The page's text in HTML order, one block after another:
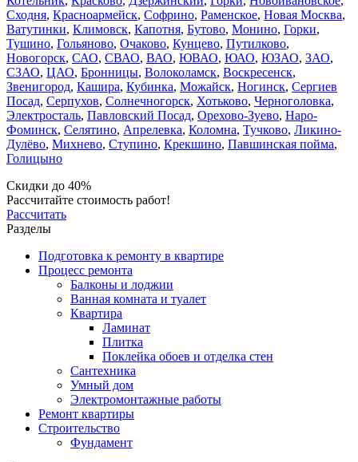
Сходня, Красноармейск, Софрино, Раменское, Новая Москва,
Ватутинки, Климовск, Капотня, Бутово, Монино, Горки,
Тушино, Гольяново, Очаково, Кунцево, Путилково,
Новогорск, САО, СВАО, ВАО, ЮВАО, ЮАО, ЮЗАО, ЗАО,
СЗАО, ЦАО, Бронницы, Волоколамск, Воскресенск,
Звенигород, Кашира, Кубинка, Можайск, Ногинск, Сергиев
Посад, Серпухов, Солнечногорск, Хотьково, Черноголовка,
Электросталь, Павловский Посад, Орехово-Зуево, Наро-
Фоминск, Селятино, Апрелевка, Коломна, Тучково, Ликино-
Дулёво, Михнево, Ступино, Крекшино, Павшинская пойма,
Голицыно
Скидки до 40%
Рассчитайте стоимость работ!
Рассчитать
Разделы
Подготовка к ремонту в квартире
Процесс ремонта
Балконы и лоджии
Ванная комната и туалет
Квартира
Ламинат
Плитка
Поклейка обоев и отделка стен
Сантехника
Умный дом
Электромонтажные работы
Ремонт квартиры
Строительство
Фундамент